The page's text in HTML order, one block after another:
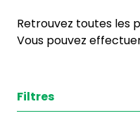
Retrouvez toutes les
Vous pouvez
Filtres